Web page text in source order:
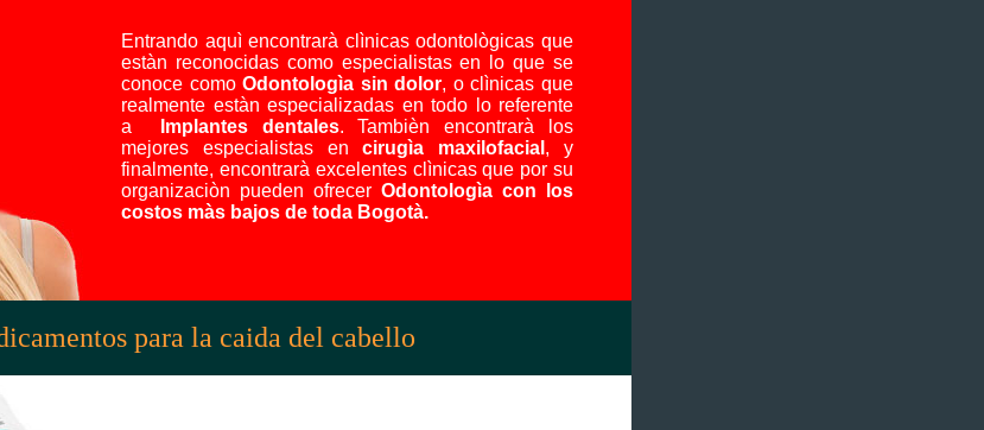
Entrando aquì encontrarà clìnicas odontològicas que
estàn reconocidas como especialistas en lo que se
conoce comoOdontologìa sin dolor, o clìnicas que
realmente estàn especializadas en todo lo referente
a
Implantes dentales. Tambièn encontrarà los
mejores especialistas encirugìa maxilofacial , y
finalmente, encontrarà excelentes clìnicas que por su
organizaciòn pueden ofrecer Odontologìa con los
costos màs bajos de toda Bogotà.
para la caida del cabello